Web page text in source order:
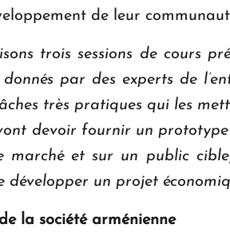
de leur
trois sessions de cours
par des experts de
très pratiques qui les
devoir fournir un
marché et sur un public
développer un projet
la société arménienne